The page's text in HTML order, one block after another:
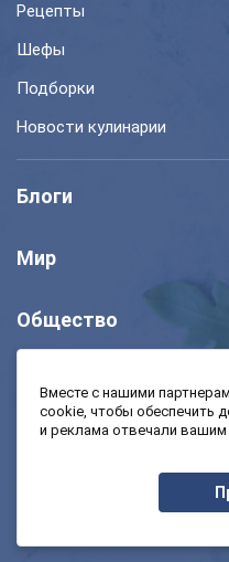
Рецепты
Шефы
Подборки
Новости кулинарии
Блоги
Мир
Общество
Шоу
Моя школа
Вместе с нашими
cookie, чтобы обеспечить
и реклама отвечали вашим